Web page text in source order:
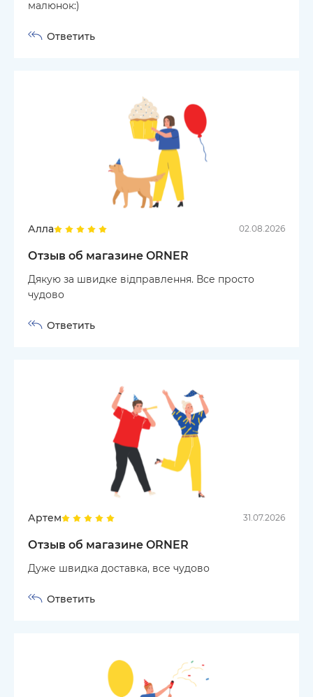
малюнок:)
Ответить
Алла 02.08.2026
Отзыв об магазине ORNER
Дякую за швидке відправлення. Все просто
чудово
Ответить
Артем 31.07.2026
Отзыв об магазине ORNER
Дуже швидка доставка, все чудово
Ответить